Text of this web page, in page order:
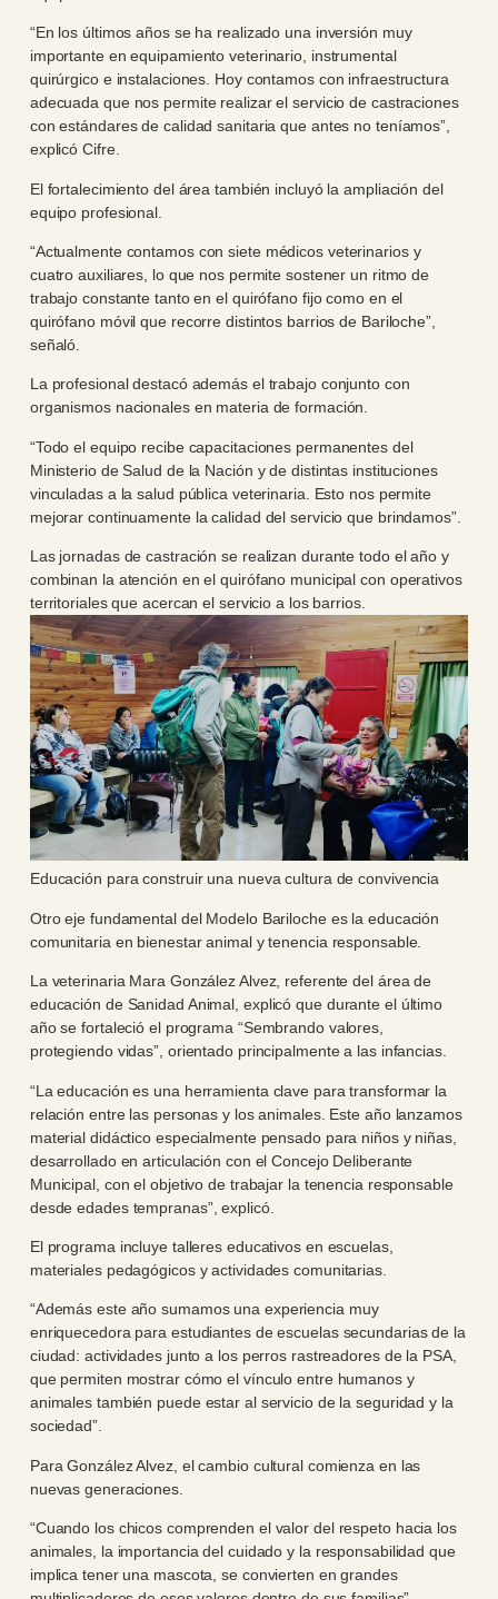
“En los últimos años se ha realizado una inversión muy
importante en equipamiento veterinario, instrumental
quirúrgico e instalaciones. Hoy contamos con infraestructura
adecuada que nos permite realizar el servicio de castraciones
con estándares de calidad sanitaria que antes no teníamos”,
explicó Cifre.
El fortalecimiento del área también incluyó la ampliación del
equipo profesional.
“Actualmente contamos con siete médicos veterinarios y
cuatro auxiliares, lo que nos permite sostener un ritmo de
trabajo constante tanto en el quirófano fijo como en el
quirófano móvil que recorre distintos barrios de Bariloche”,
señaló.
La profesional destacó además el trabajo conjunto con
organismos nacionales en materia de formación.
“Todo el equipo recibe capacitaciones permanentes del
Ministerio de Salud de la Nación y de distintas instituciones
vinculadas a la salud pública veterinaria. Esto nos permite
mejorar continuamente la calidad del servicio que brindamos”.
Las jornadas de castración se realizan durante todo el año y
combinan la atención en el quirófano municipal con operativos
territoriales que acercan el servicio a los barrios.
Educación para construir una nueva cultura de convivencia
Otro eje fundamental del Modelo Bariloche es la educación
comunitaria en bienestar animal y tenencia responsable.
La veterinaria Mara González Alvez, referente del área de
educación de Sanidad Animal, explicó que durante el último
año se fortaleció el programa “Sembrando valores,
protegiendo vidas”, orientado principalmente a las infancias.
“La educación es una herramienta clave para transformar la
relación entre las personas y los animales. Este año lanzamos
material didáctico especialmente pensado para niños y niñas,
desarrollado en articulación con el Concejo Deliberante
Municipal, con el objetivo de trabajar la tenencia responsable
desde edades tempranas”, explicó.
El programa incluye talleres educativos en escuelas,
materiales pedagógicos y actividades comunitarias.
“Además este año sumamos una experiencia muy
enriquecedora para estudiantes de escuelas secundarias de la
ciudad: actividades junto a los perros rastreadores de la PSA,
que permiten mostrar cómo el vínculo entre humanos y
animales también puede estar al servicio de la seguridad y la
sociedad”.
Para González Alvez, el cambio cultural comienza en las
nuevas generaciones.
“Cuando los chicos comprenden el valor del respeto hacia los
animales, la importancia del cuidado y la responsabilidad que
implica tener una mascota, se convierten en grandes